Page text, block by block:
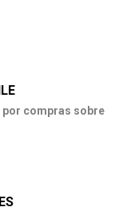
por compras sobre